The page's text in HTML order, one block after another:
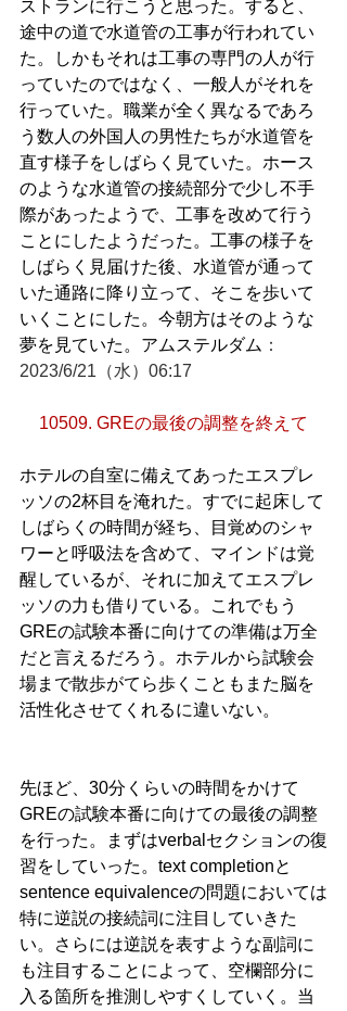
ストランに行こうと思った。すると、
途中の道で水道管の工事が行われてい
た。しかもそれは工事の専門の人が行
っていたのではなく、一般人がそれを
行っていた。職業が全く異なるであろ
う数人の外国人の男性たちが水道管を
直す様子をしばらく見ていた。ホース
のような水道管の接続部分で少し不手
際があったようで、工事を改めて行う
ことにしたようだった。工事の様子を
しばらく見届けた後、水道管が通って
いた通路に降り立って、そこを歩いて
いくことにした。今朝方はそのような
夢を見ていた。アムステルダム ：
2023/6/21（水）06:17
10509. GREの最後の調整を終えて
ホテルの自室に備えてあったエスプレ
ッソの2杯目を淹れた。すでに起床して
しばらくの時間が経ち、目覚めのシャ
ワーと呼吸法を含めて、マインドは覚
醒しているが、それに加えてエスプレ
ッソの力も借りている。これでもう
GREの試験本番に向けての準備は万全
だと言えるだろう。ホテルから試験会
場まで散歩がてら歩くこともまた脳を
活性化させてくれるに違いない。
先ほど、30分くらいの時間をかけて
GREの試験本番に向けての最後の調整
を行った。まずはverbalセクションの復
習をしていった。text completionと
sentence equivalenceの問題においては
特に逆説の接続詞に注目していきた
い。さらには逆説を表すような副詞に
も注目することによって、空欄部分に
入る箇所を推測しやすくしていく。当